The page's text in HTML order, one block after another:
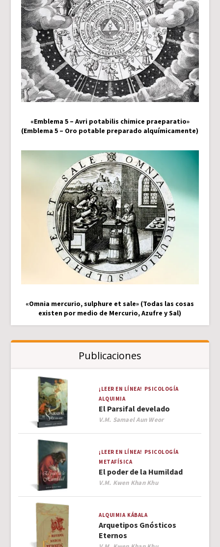
«Emblema 5 – Avri potabilis chimice praeparatio»
(Emblema 5 – Oro potable preparado alquímicamente)
«Omnia mercurio, sulphure et sale» (Todas las cosas
existen por medio de Mercurio, Azufre y Sal)
Publicaciones
¡LEER EN LÍNEA! PSICOLOGÍA
ALQUIMIA
El Parsifal develado
Author
V.M. Samael Aun Weor
¡LEER EN LÍNEA! PSICOLOGÍA
METAFÍSICA
El poder de la Humildad
Author
V.M. Kwen Khan Khu
ALQUIMIA KÁBALA
Arquetipos Gnósticos
Eternos